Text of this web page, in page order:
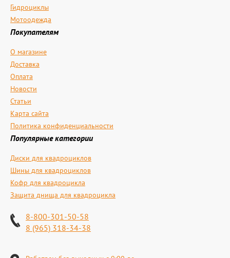
Гидроциклы
Мотоодежда
Покупателям
О магазине
Доставка
Оплата
Новости
Статьи
Карта сайта
Политика конфиденциальности
Популярные категории
Диски для квадроциклов
Шины для квадроциклов
Кофр для квадроцикла
Защита днища для квадроцикла
8-800-301-50-58
8 (965) 318-34-38